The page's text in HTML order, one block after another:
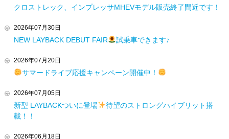
クロストレック、インプレッサMHEVモデル販売終了間近です！
2026年07月30日
NEW LAYBACK DEBUT FAIR 試乗車できます♪
2026年07月20日
サマードライブ応援キャンペーン開催中！
2026年07月05日
新型 LAYBACKついに登場
待望のストロングハイブリット搭
載！！
2026年06月18日